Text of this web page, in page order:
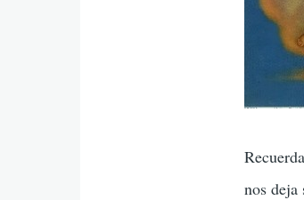
nos deja